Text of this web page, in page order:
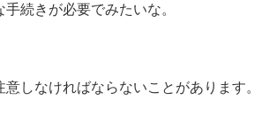
続きが必要でみたいな。
しなければならないことがあります。